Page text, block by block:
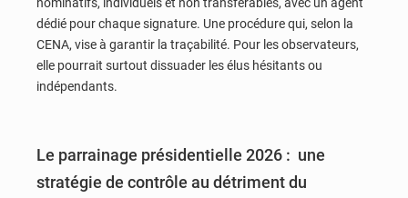
nominatifs, individuels et non transférables, avec un agent
dédié pour chaque signature. Une procédure qui, selon la
CENA, vise à garantir la traçabilité. Pour les observateurs,
elle pourrait surtout dissuader les élus hésitants ou
indépendants.
Le parrainage présidentielle 2026 : une
stratégie de contrôle au détriment du